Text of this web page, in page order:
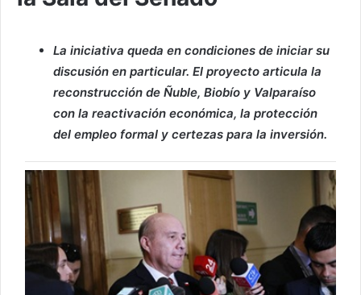
La iniciativa queda en condiciones de iniciar su
discusión en particular. El proyecto articula la
reconstrucción de Ñuble, Biobío y Valparaíso
con la reactivación económica, la protección
del empleo formal y certezas para la inversión.